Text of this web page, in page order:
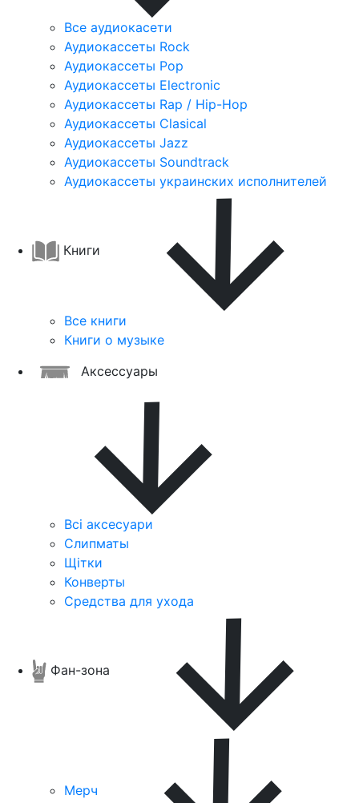
Все аудиокасети
Аудиокассеты Rock
Аудиокассеты Pop
Аудиокассеты Electronic
Аудиокассеты Rap / Hip-Hop
Аудиокассеты Clasical
Аудиокассеты Jazz
Аудиокассеты Soundtrack
Аудиокассеты украинских исполнителей
Книги
Все книги
Книги о музыке
Аксессуары
Всі аксесуари
Слипматы
Щітки
Конверты
Средства для ухода
Фан-зона
Мерч